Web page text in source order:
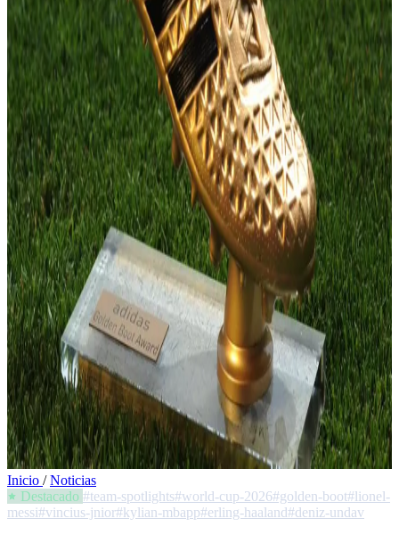
Inicio / Noticias
Destacado #team-spotlights#world-cup-2026#golden-boot#lionel-
messi#vincius-jnior#kylian-mbapp#erling-haaland#deniz-undav